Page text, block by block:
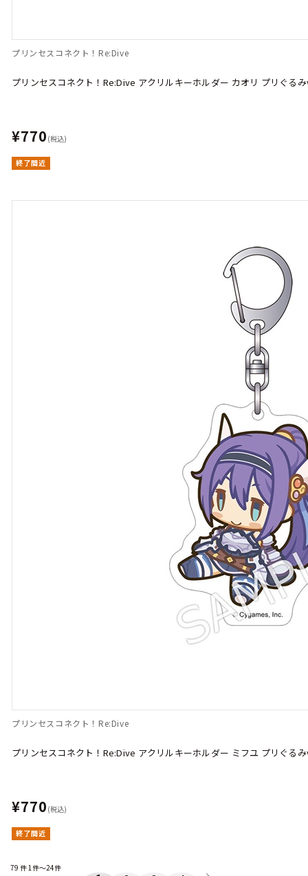
プリンセスコネクト！Re:Dive
プリンセスコネクト！Re:Dive アクリルキーホルダー カオリ プリぐる
¥770 (税込)
終了間近
プリンセスコネクト！Re:Dive
プリンセスコネクト！Re:Dive アクリルキーホルダー ミフユ プリぐる
¥770 (税込)
終了間近
79 件1件～24件